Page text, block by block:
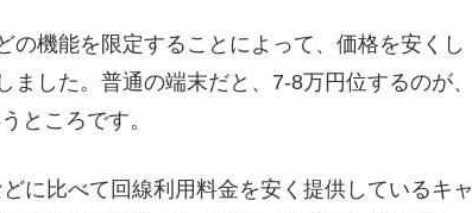
の機能を限定することによって、価格を安くし
した。普通の端末だと、7-8万円位するのが、
ところです。
に比べて回線利用料金を安く提供しているキャ